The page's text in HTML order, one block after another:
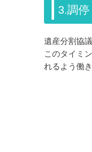
3.調停
遺産分割協
このタイミ
れるよう働